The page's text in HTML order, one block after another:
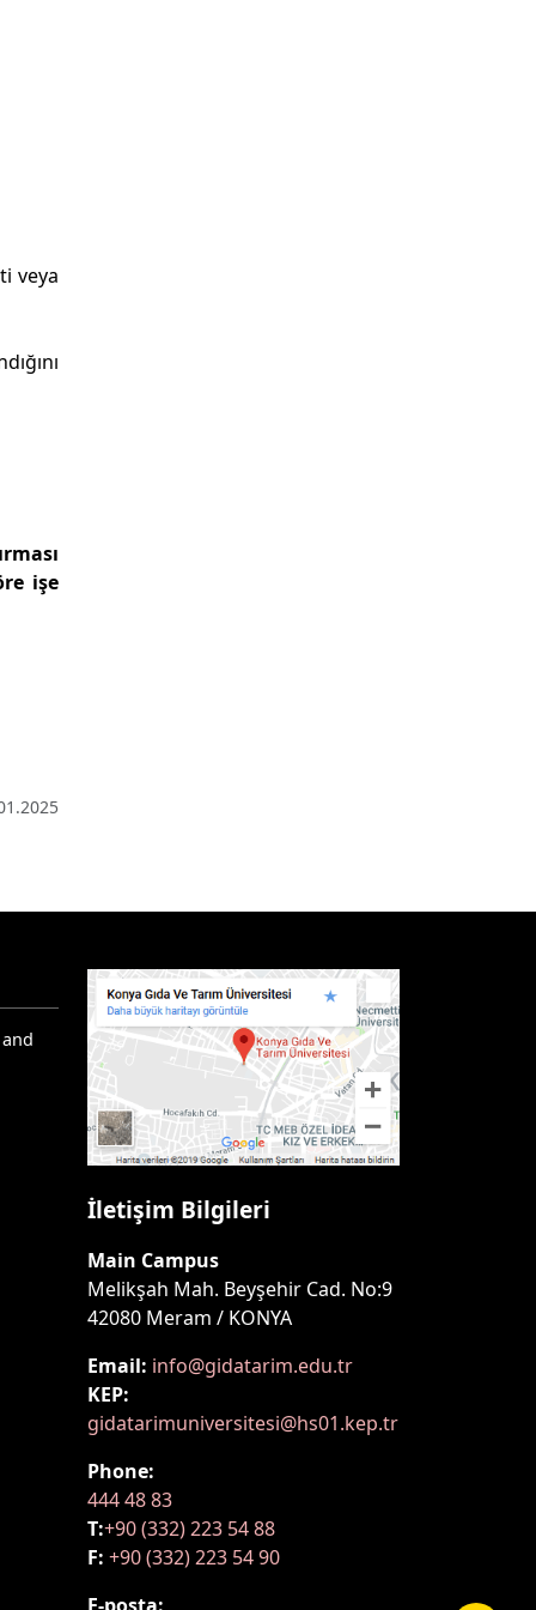
veya
işe
İletişim Bilgileri
Main Campus
Melikşah Mah. Beyşehir Cad. No:9
42080 Meram / KONYA
Email: info@gidatarim.edu.tr
KEP:
gidatarimuniversitesi@hs01.kep.tr
Phone:
444 48 83
T:+90 (332) 223 54 88
F: +90 (332) 223 54 90